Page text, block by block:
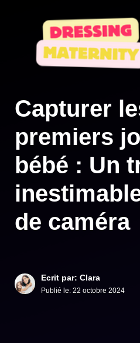
contenu
Capturer
premiers
bébé : Un
de caméra
Ecrit par: Clara
Publié le: 22 octobre 2024